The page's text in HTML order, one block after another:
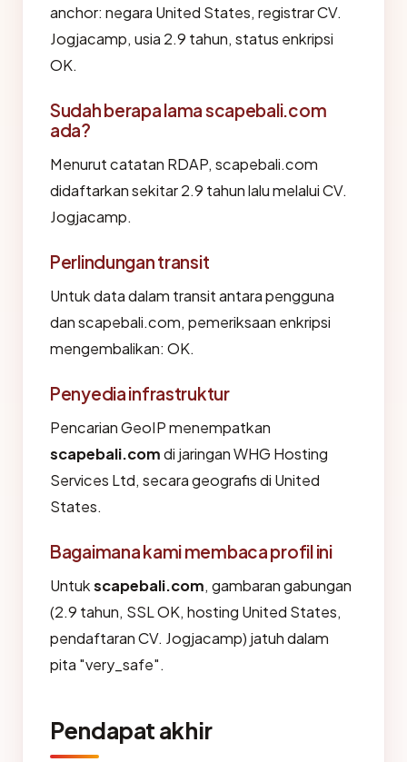
anchor: negara United States, registrar CV.
Jogjacamp, usia 2.9 tahun, status enkripsi
OK.
Sudah berapa lama scapebali.com
ada?
Menurut catatan RDAP, scapebali.com
didaftarkan sekitar 2.9 tahun lalu melalui CV.
Jogjacamp.
Perlindungan transit
Untuk data dalam transit antara pengguna
dan scapebali.com, pemeriksaan enkripsi
mengembalikan: OK.
Penyedia infrastruktur
Pencarian GeoIP menempatkan
scapebali.comdi jaringan WHG Hosting
Services Ltd, secara geografis di United
States.
Bagaimana kami membaca profil ini
Untukscapebali.com, gambaran gabungan
(2.9 tahun, SSL OK, hosting United States,
pendaftaran CV. Jogjacamp) jatuh dalam
pita "very_safe".
Pendapat akhir